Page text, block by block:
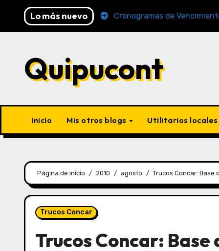
Lo más nuevo
(AFP y SUNAT) Cronogramas de Vencimiento
Quipucont
Inicio Mis otros blogs Utilitarios locales
Página de inicio 2010 agosto Trucos Concar: Base
Trucos Concar
Trucos Concar: